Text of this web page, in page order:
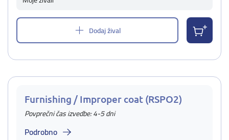
Dodaj žival
Furnishing / Improper coat (RSPO2)
Povprečni čas izvedbe: 4-5 dni
Podrobno